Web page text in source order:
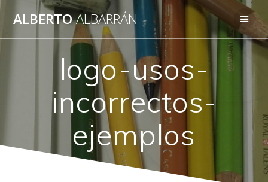
al
contenido
ALBERTOALBARRÁN
logo-usos-
incorrectos-
ejemplos